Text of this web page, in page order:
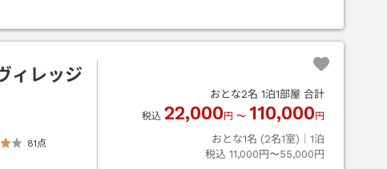
へ接続） 日光市
ィレッジ
81点
おとな2名 1泊1部屋 合計
税込 22,000 円 〜 110,000 円
おとな1名 (2名1室)｜ 1泊
税込 11,000円〜55,000円